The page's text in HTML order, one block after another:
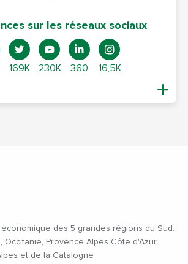
sur les réseaux sociaux
169K 230K 360 16,5K
des 5 grandes régions du Sud:
Occitanie, Provence Alpes Côte d'Azur,
et de la Catalogne